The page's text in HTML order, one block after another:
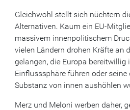
Gleichwohl stellt sich nüchtern
Alternativen. Kaum ein EU-
massivem innenpolitischem
vielen Ländern drohen Kräfte an
gelangen, die Europa bereitwillig
Einflusssphäre führen oder
Substanz von innen aushöhlen
Merz und Meloni werben daher,